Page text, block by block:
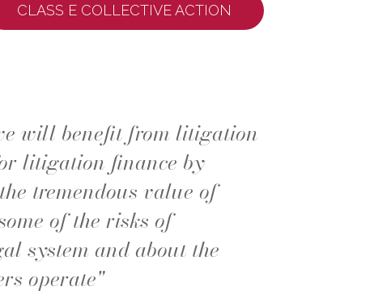
CLASS E COLLECTIVE ACTION
will benefit from litigation
litigation finance by
tremendous value of
of the risks of
system and about the
operate"